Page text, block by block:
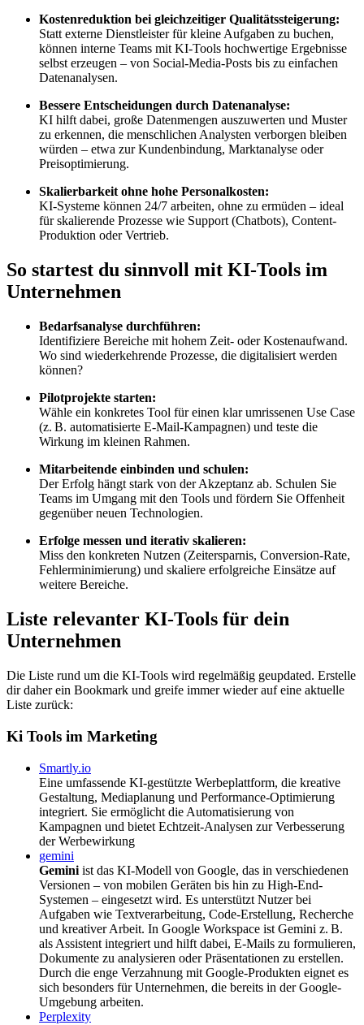
Kostenreduktion bei gleichzeitiger Qualitätssteigerung:
Statt externe Dienstleister für kleine Aufgaben zu buchen,
können interne Teams mit KI-Tools hochwertige Ergebnisse
selbst erzeugen – von Social-Media-Posts bis zu einfachen
Datenanalysen.
Bessere Entscheidungen durch Datenanalyse:
KI hilft dabei, große Datenmengen auszuwerten und Muster
zu erkennen, die menschlichen Analysten verborgen bleiben
würden – etwa zur Kundenbindung, Marktanalyse oder
Preisoptimierung.
Skalierbarkeit ohne hohe Personalkosten:
KI-Systeme können 24/7 arbeiten, ohne zu ermüden – ideal
für skalierende Prozesse wie Support (Chatbots), Content-
Produktion oder Vertrieb.
So startest du sinnvoll mit KI-Tools im
Unternehmen
Bedarfsanalyse durchführen:
Identifiziere Bereiche mit hohem Zeit- oder Kostenaufwand.
Wo sind wiederkehrende Prozesse, die digitalisiert werden
können?
Pilotprojekte starten:
Wähle ein konkretes Tool für einen klar umrissenen Use Case
(z. B. automatisierte E-Mail-Kampagnen) und teste die
Wirkung im kleinen Rahmen.
Mitarbeitende einbinden und schulen:
Der Erfolg hängt stark von der Akzeptanz ab. Schulen Sie
Teams im Umgang mit den Tools und fördern Sie Offenheit
gegenüber neuen Technologien.
Erfolge messen und iterativ skalieren:
Miss den konkreten Nutzen (Zeitersparnis, Conversion-Rate,
Fehlerminimierung) und skaliere erfolgreiche Einsätze auf
weitere Bereiche.
Liste relevanter KI-Tools für dein
Unternehmen
Die Liste rund um die KI-Tools wird regelmäßig geupdated. Erstelle
dir daher ein Bookmark und greife immer wieder auf eine aktuelle
Liste zurück:
Ki Tools im Marketing
Smartly.io
Eine umfassende KI-gestützte Werbeplattform, die kreative
Gestaltung, Mediaplanung und Performance-Optimierung
integriert. Sie ermöglicht die Automatisierung von
Kampagnen und bietet Echtzeit-Analysen zur Verbesserung
der Werbewirkung
gemini
Gemini ist das KI-Modell von Google, das in verschiedenen
Versionen – von mobilen Geräten bis hin zu High-End-
Systemen – eingesetzt wird. Es unterstützt Nutzer bei
Aufgaben wie Textverarbeitung, Code-Erstellung, Recherche
und kreativer Arbeit. In Google Workspace ist Gemini z. B.
als Assistent integriert und hilft dabei, E-Mails zu formulieren,
Dokumente zu analysieren oder Präsentationen zu erstellen.
Durch die enge Verzahnung mit Google-Produkten eignet es
sich besonders für Unternehmen, die bereits in der Google-
Umgebung arbeiten.
Perplexity